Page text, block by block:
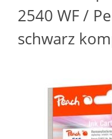
2540 WF /
schwarz